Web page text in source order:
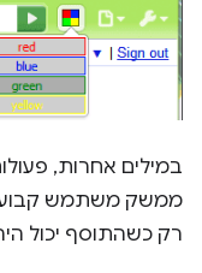
במילים אחרות,
ממשק משתמש קבוע
רק כשהתוסף יכול